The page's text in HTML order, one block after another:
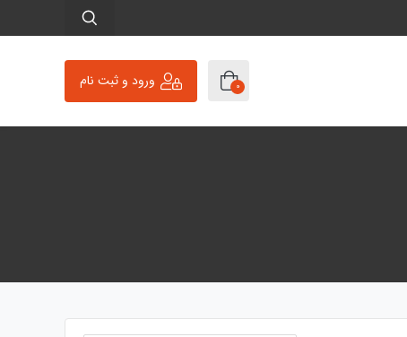
0 ورود و ثبت نام